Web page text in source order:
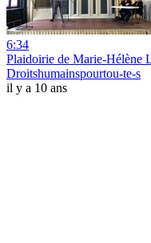
6:34
Plaidoirie de Marie-Hélène
Droitshumainspourtou-te-s
il y a 10 ans